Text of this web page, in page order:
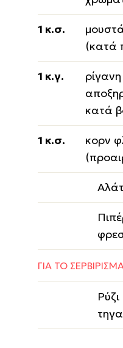
1 κ.σ.
(κατά
1 κ.γ.
ρίγανη
κατά
1 κ.σ.
κορν
ΓΙΑ ΤΟ